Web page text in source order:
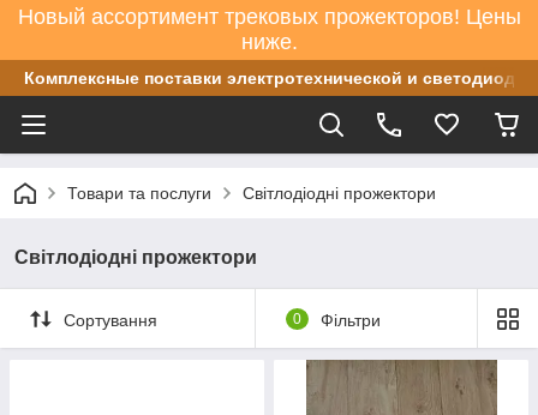
Новый ассортимент трековых прожекторов! Цены
ниже.
Комплексные поставки электротехнической и
Товари та послуги Світлодіодні прожектори
Світлодіодні прожектори
Сортування 0 Фільтри